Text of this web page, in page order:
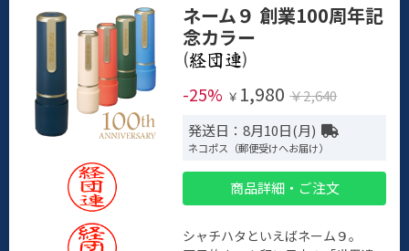
ネーム９ 創業100周年記
念カラー
(
)
-25% ￥ 1,980 ￥2,640
発送日：8月10日(月)
ネコポス（郵便受けへお届け）
商品詳細・ご注文
シャチハタといえばネーム９。